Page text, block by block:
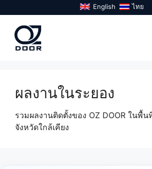
to
content
English ไทย
ผลงานในระยอง
รวมผลงานติดตั้งของ OZ DOOR ในพื้น
จังหวัดใกล้เคียง